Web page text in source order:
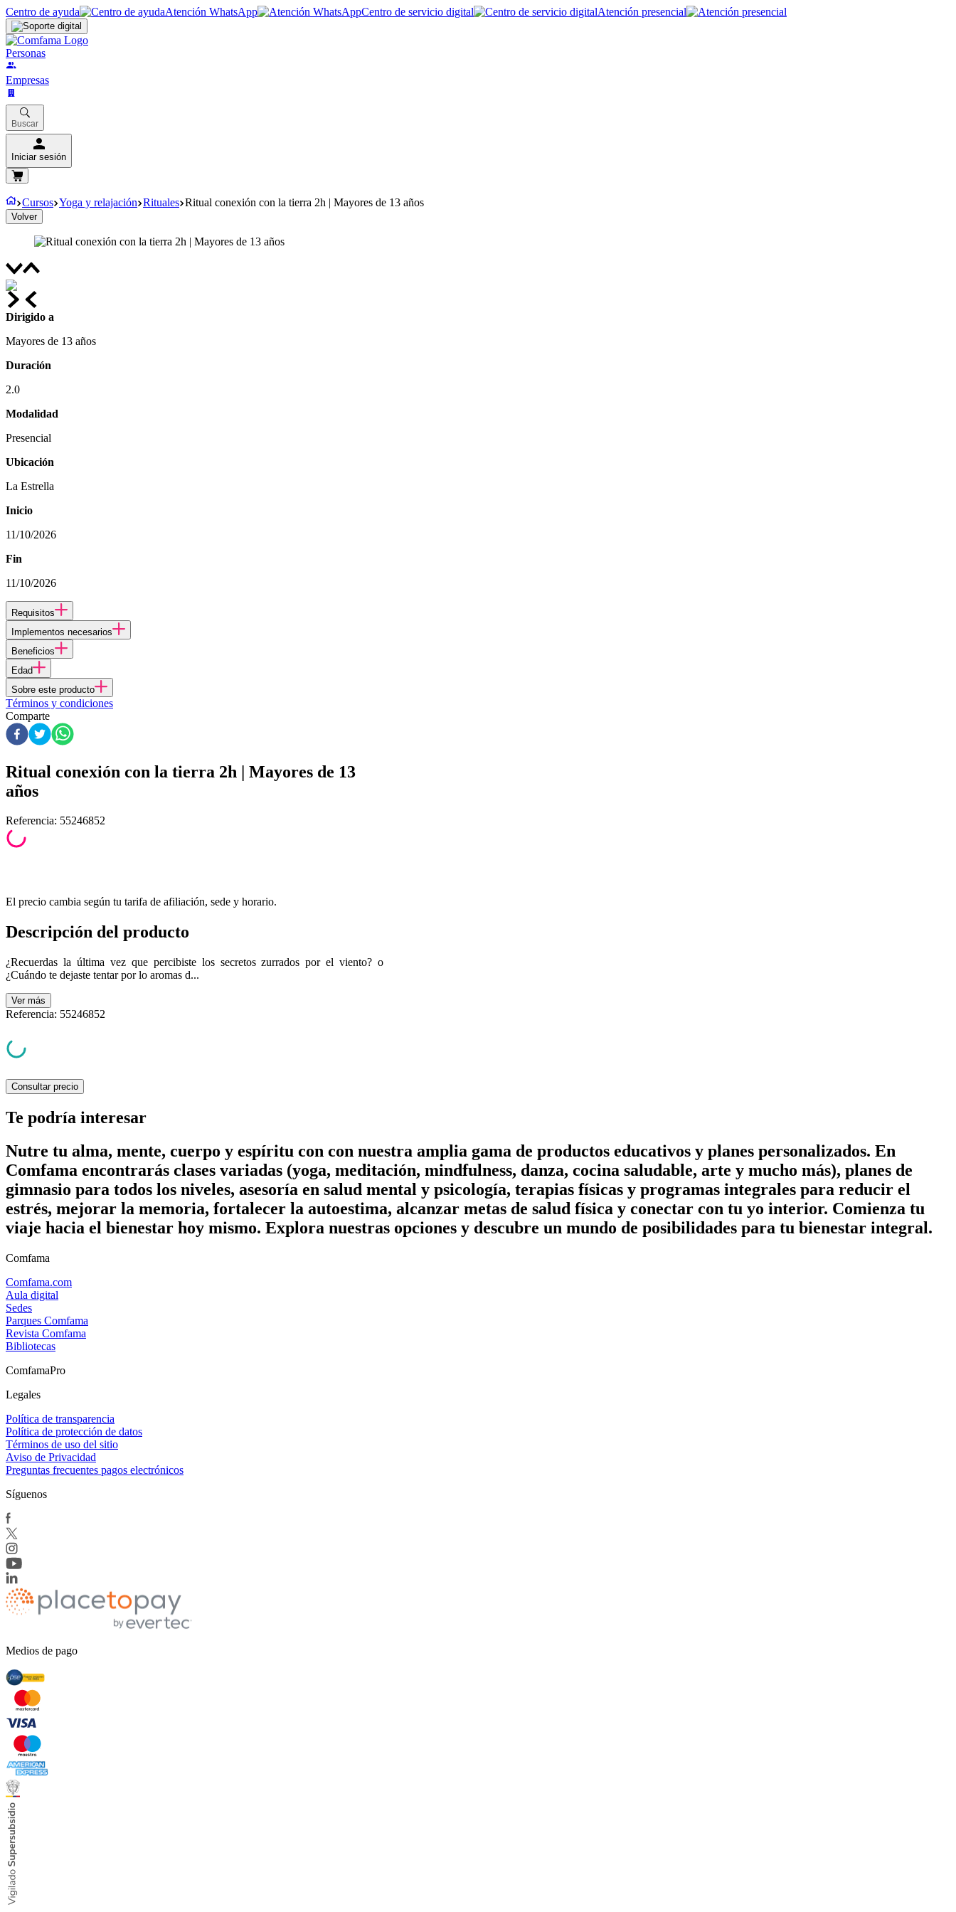
Centro de ayuda Atención WhatsApp Centro de servicio digital Atención presencial
Personas
Empresas
Buscar
Iniciar sesión
Cursos Yoga y relajación Rituales Ritual conexión con la tierra 2h | Mayores de 13 años
Volver
Dirigido a
Mayores de 13 años
Duración
2.0
Modalidad
Presencial
Ubicación
La Estrella
Inicio
11/10/2026
Fin
11/10/2026
Requisitos
Implementos necesarios
Beneficios
Edad
Sobre este producto
Términos y condiciones
Comparte
Ritual conexión con la tierra 2h | Mayores de 13
años
Referencia: 55246852
El precio cambia según tu tarifa de afiliación, sede y horario.
Descripción del producto
¿Recuerdas la última vez que percibiste los secretos zurrados por el viento? o
¿Cuándo te dejaste tentar por lo aromas d...
Ver más
Referencia: 55246852
Consultar precio
Te podría interesar
Nutre tu alma, mente, cuerpo y espíritu con con nuestra amplia gama de productos educativos y planes personalizados. En
Comfama encontrarás clases variadas (yoga, meditación, mindfulness, danza, cocina saludable, arte y mucho más), planes de
gimnasio para todos los niveles, asesoría en salud mental y psicología, terapias físicas y programas integrales para reducir el
estrés, mejorar la memoria, fortalecer la autoestima, alcanzar metas de salud física y conectar con tu yo interior. Comienza tu
viaje hacia el bienestar hoy mismo. Explora nuestras opciones y descubre un mundo de posibilidades para tu bienestar integral.
Comfama
Comfama.com
Aula digital
Sedes
Parques Comfama
Revista Comfama
Bibliotecas
ComfamaPro
Legales
Política de transparencia
Política de protección de datos
Términos de uso del sitio
Aviso de Privacidad
Preguntas frecuentes pagos electrónicos
Síguenos
Medios de pago